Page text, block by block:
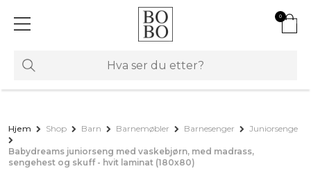
0
Hjem Shop Barn Barnemøbler Barnesenger Juniorsenge
Babydreams juniorseng med vaskebjørn, med madrass,
sengehest og skuff - hvit laminat (180x80)